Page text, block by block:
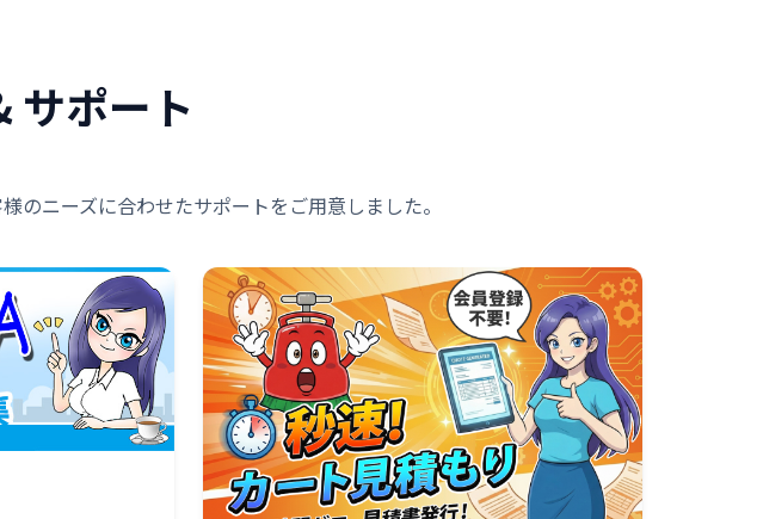
サポート
のニーズに合わせたサポートをご用意しました。